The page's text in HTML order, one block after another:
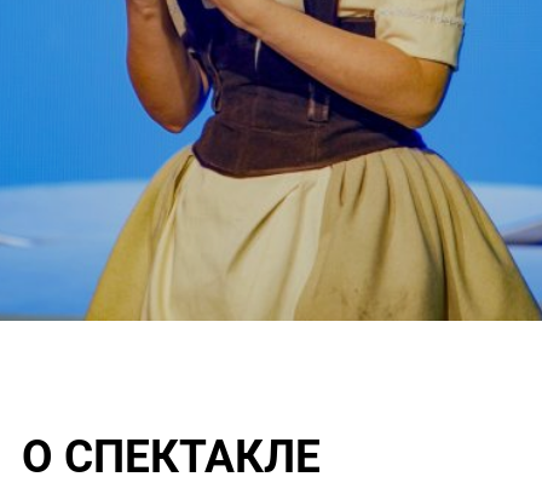
О СПЕКТАКЛЕ